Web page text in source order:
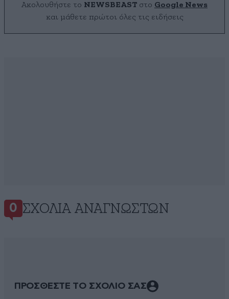
Ακολουθήστε το NEWSBEAST στο Google News
και μάθετε πρώτοι όλες τις ειδήσεις
0 ΣΧΌΛΙΑ ΑΝΑΓΝΩΣΤΏΝ
ΠΡΟΣΘΕΣΤΕ ΤΟ ΣΧΟΛΙΟ ΣΑΣ